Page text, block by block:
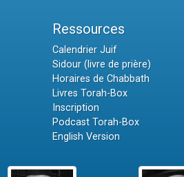
Ressources
Calendrier Juif
Sidour (livre de prière)
Horaires de Chabbath
Livres Torah-Box
Inscription
Podcast Torah-Box
English Version